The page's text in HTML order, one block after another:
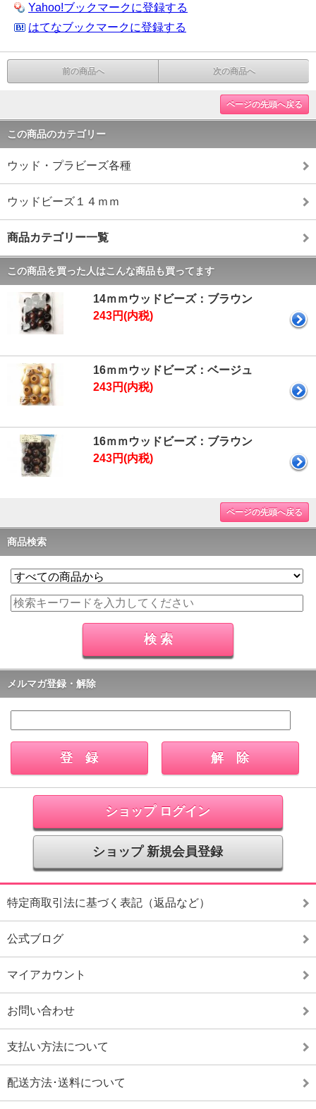
Yahoo!ブックマークに登録する
はてなブックマークに登録する
前の商品へ 次の商品へ
ページの先頭へ戻る
この商品のカテゴリー
ウッド・プラビーズ各種
ウッドビーズ１４ｍｍ
商品カテゴリー一覧
この商品を買った人はこんな商品も買ってます
14ｍｍウッドビーズ：ブラウン
243円(内税)
16ｍｍウッドビーズ：ベージュ
243円(内税)
16ｍｍウッドビーズ：ブラウン
243円(内税)
ページの先頭へ戻る
商品検索
メルマガ登録・解除
ショップ ログイン
ショップ 新規会員登録
特定商取引法に基づく表記（返品など）
公式ブログ
マイアカウント
お問い合わせ
支払い方法について
配送方法･送料について